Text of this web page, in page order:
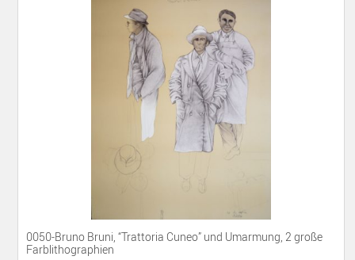
0050-Bruno Bruni, “Trattoria Cuneo” und Umarmung, 2 große
Farblithographien